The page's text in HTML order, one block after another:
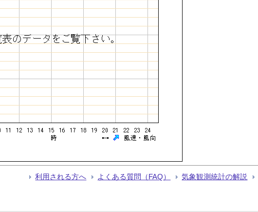
利用される方へ よくある質問（FAQ） 気象観測統計の解説